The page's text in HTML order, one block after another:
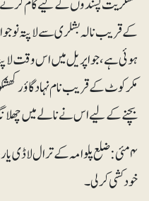
کے قریب نالہ بشلری سےلاپتہ
ہوئی ہے، جو اپریل میں اس وقت
مکرکوٹ کے قریب نام نہاد گاؤ
بچنے کے لیے اس نے نالے میں
۴ مئی : ضلع پلوامہ کے ترال لاڈی
خودکشی کرلی ۔